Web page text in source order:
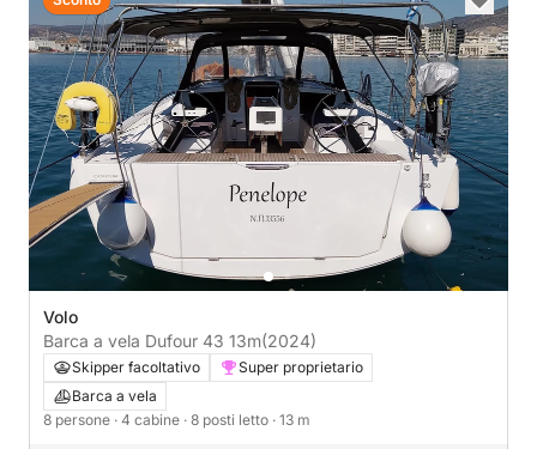
Volo
Barca a vela Dufour 43 13m(2024)
Skipper facoltativo
Super proprietario
Barca a vela
8 persone · 4 cabine · 8 posti letto · 13 m